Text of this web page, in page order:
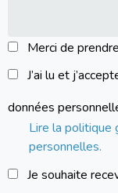
Merci de
J’ai lu et
données
Lire la politique
personnelles.
Je souhaite